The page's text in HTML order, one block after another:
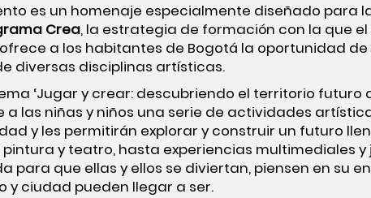
es un homenaje especialmente diseñado para
Crea, la estrategia de formación con la que el
ofrece a los habitantes de Bogotá la oportunidad
diversas disciplinas artísticas.
‘Jugar y crear: descubriendo el territorio futuro
a las niñas y niños una serie de actividades
y les permitirán explorar y construir un futuro
pintura y teatro, hasta experiencias multimediales
para que ellas y ellos se diviertan, piensen en su
y ciudad pueden llegar a ser.